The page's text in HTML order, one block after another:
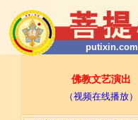
putixin.com
佛教文艺演出
（视频在线播放）